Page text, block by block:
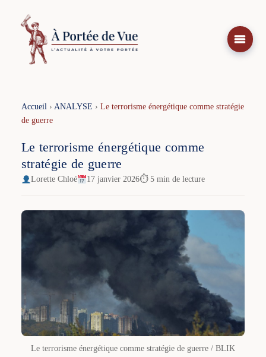
contenu
Accueil› ANALYSE › Le terrorisme énergétique comme stratégie
de guerre
Le terrorisme énergétique comme
stratégie de guerre
Lorette Chloé 17 janvier 2026⏱ 5 min de lecture
Le terrorisme énergétique comme stratégie de guerre / BLIK